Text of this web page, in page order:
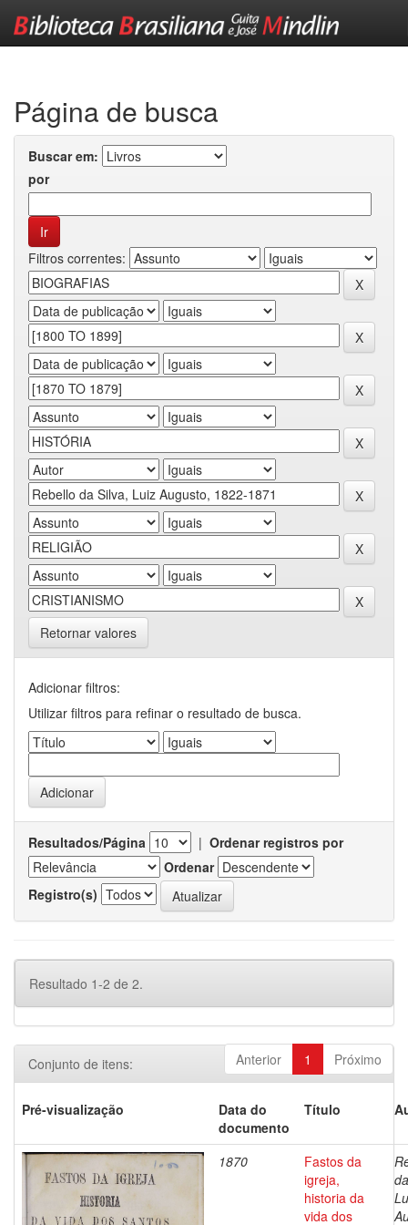
Página de busca
Buscar em:
por
Filtros correntes:
Retornar valores
Adicionar filtros:
Utilizar filtros para refinar o resultado de busca.
Resultados/Página | Ordenar registros por
Ordenar
Registro(s)
Resultado 1-2 de 2.
Anterior 1 Próximo
Conjunto de itens:
Pré-visualização
Data do
documento
Título
1870
Fastos da
igreja,
historia da
vida dos